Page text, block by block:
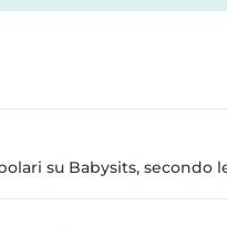
su Babysits, secondo